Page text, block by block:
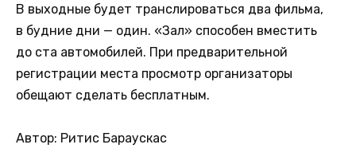
В выходные будет транслироваться два фильма,
в будние дни — один. «Зал» способен вместить
до ста автомобилей. При предварительной
регистрации места просмотр организаторы
обещают сделать бесплатным.
Автор: Ритис Бараускас